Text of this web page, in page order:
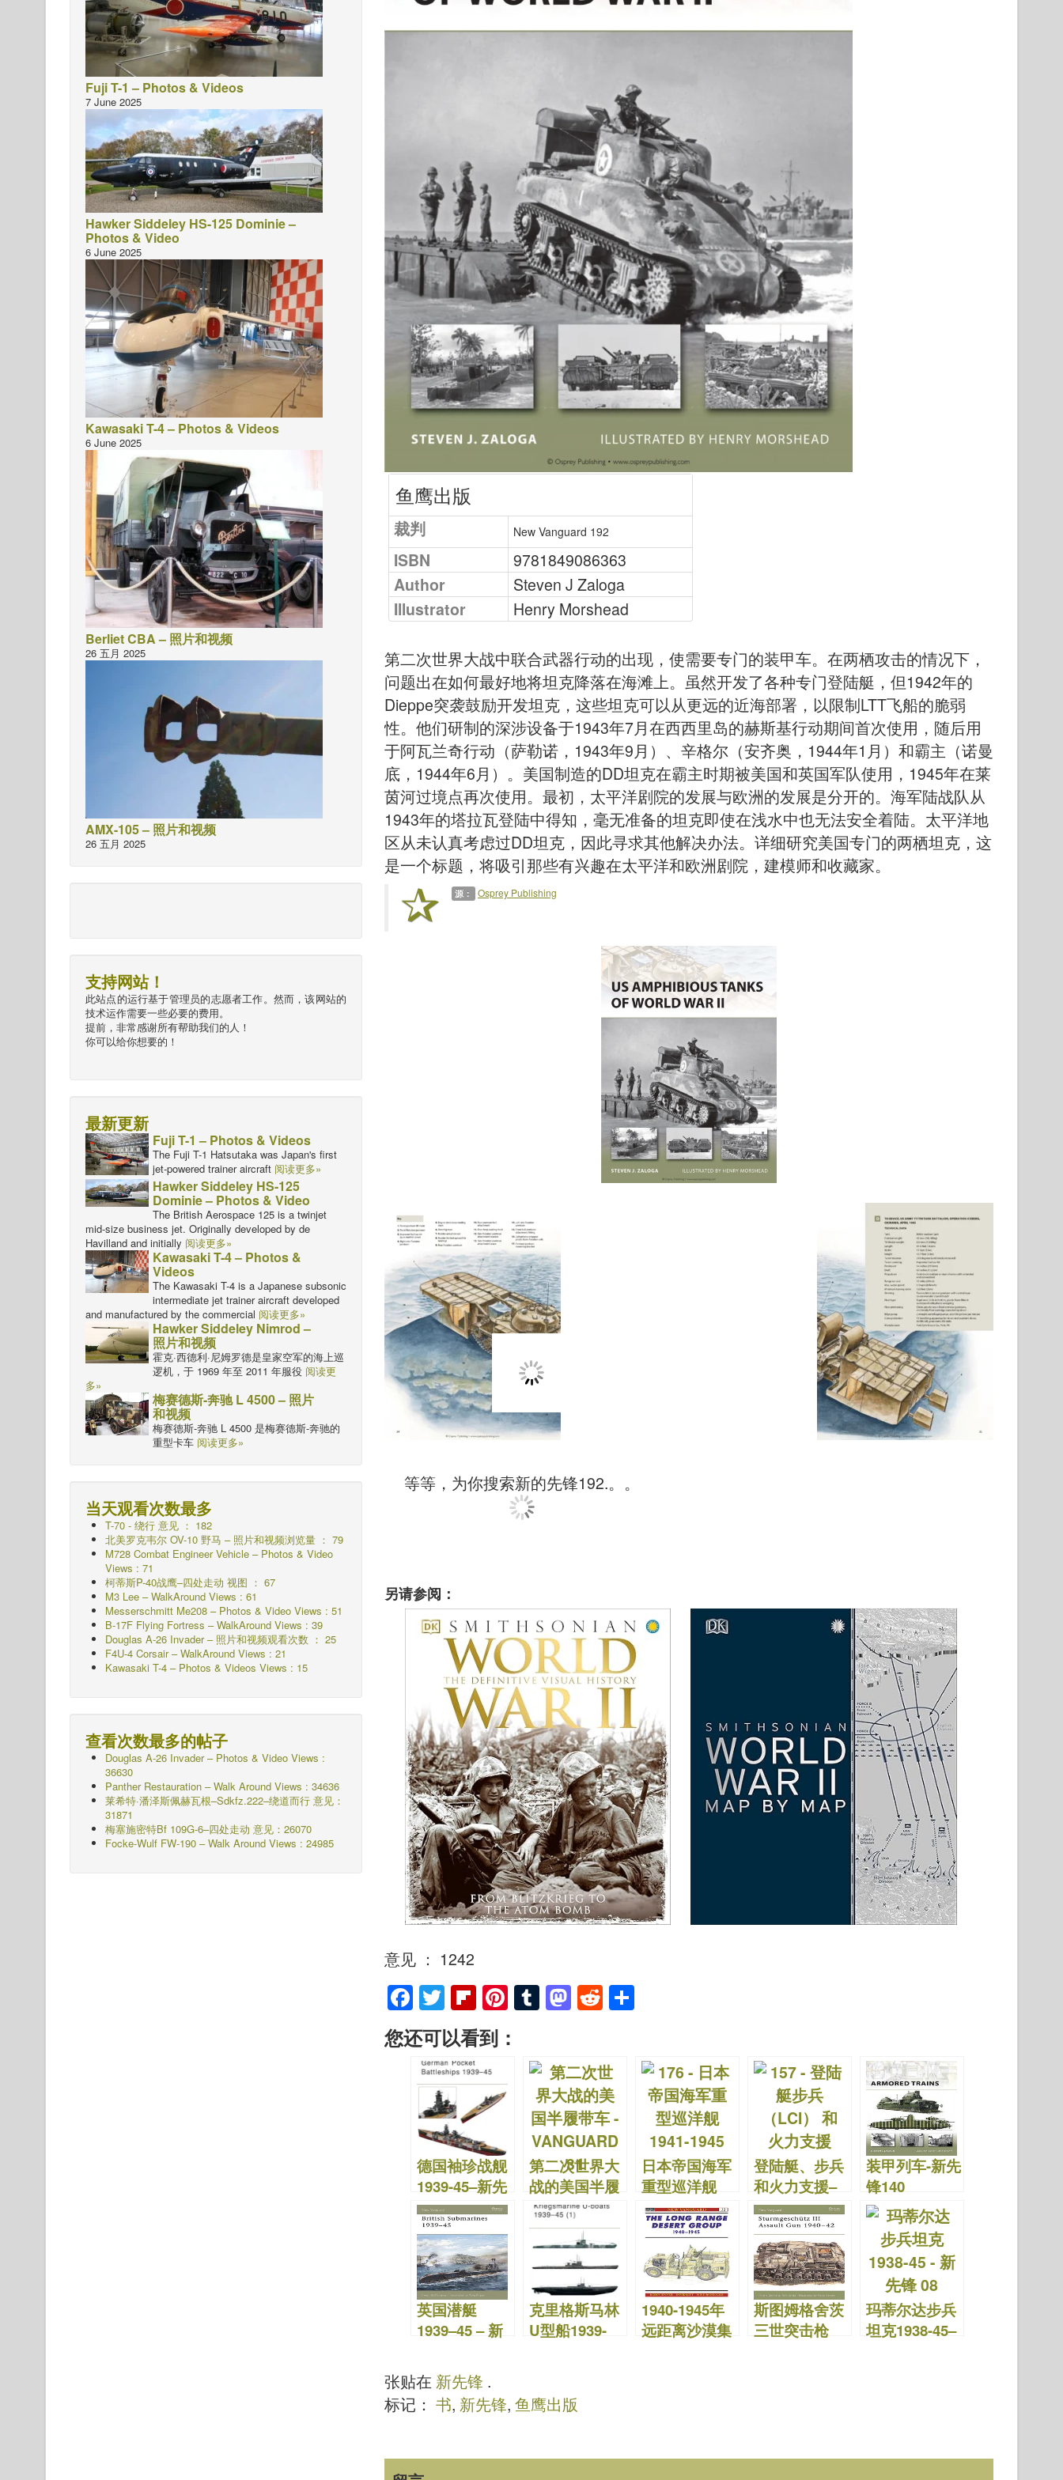
鱼鹰出版
裁判 New Vanguard 192
ISBN
9781849086363
Author
Steven J Zaloga
Illustrator
Henry Morshead
第二次世界大战中联合武器行动的出现，使需要专门的装甲车。在两栖攻击的情况下，
问题出在如何最好地将坦克降落在海滩上。虽然开发了各种专门登陆艇，但1942年的
Dieppe突袭鼓励开发坦克，这些坦克可以从更远的近海部署，以限制LTT飞船的脆弱
性。他们研制的深涉设备于1943年7月在西西里岛的赫斯基行动期间首次使用，随后用
于阿瓦兰奇行动（萨勒诺，1943年9月）、辛格尔（安齐奥，1944年1月）和霸主（诺曼
底，1944年6月）。美国制造的DD坦克在霸主时期被美国和英国军队使用，1945年在莱
茵河过境点再次使用。最初，太平洋剧院的发展与欧洲的发展是分开的。海军陆战队从
1943年的塔拉瓦登陆中得知，毫无准备的坦克即使在浅水中也无法安全着陆。太平洋地
区从未认真考虑过DD坦克，因此寻求其他解决办法。详细研究美国专门的两栖坦克，这
是一个标题，将吸引那些有兴趣在太平洋和欧洲剧院，建模师和收藏家。
源： Osprey Publishing
等等，为你搜索新的先锋192.。。
另请参阅：
意见 ： 1242
F
a
c
e
b
o
o
k
T
wi
tt
er
Fl
ip
b
o
ar
d
Pi
nt
er
T
u
bl
r
M
a
o
d
o
n
R
e
di
t
e
您还可以看到：
德国袖珍战舰
1939-45–新先
锋75
第二次世界大
战的美国半履
带车 –
VANGUARD
31
日本帝国海军
重型巡洋舰
1941-45–新先
锋176
登陆艇、步兵
和火力支援–
新先锋157
装甲列车-新先
锋140
英国潜艇
1939–45 – 新
克里格斯马林
U型船1939-
1940-1945年
远距离沙漠集
斯图姆格舍茨
三世突击枪
玛蒂尔达步兵
坦克1938-45–
张贴在 新先锋 .
标记： 书, 新先锋, 鱼鹰出版
Fuji T-1 – Photos & Videos
7 June 2025
Hawker Siddeley HS-125 Dominie –
Photos & Video
6 June 2025
Kawasaki T-4 – Photos & Videos
6 June 2025
Berliet CBA – 照片和视频
26 五月 2025
AMX-105 – 照片和视频
26 五月 2025
支持网站！
此站点的运行基于管理员的志愿者工作。然而，该网站的
技术运作需要一些必要的费用。
提前，非常感谢所有帮助我们的人！
你可以给你想要的！
最新更新
Fuji T-1 – Photos & Videos
The Fuji T-1 Hatsutaka was Japan's first
jet-powered trainer aircraft 阅读更多»
Hawker Siddeley HS-125
Dominie – Photos & Video
The British Aerospace 125 is a twinjet
mid-size business jet. Originally developed by de
Havilland and initially 阅读更多»
Kawasaki T-4 – Photos &
Videos
The Kawasaki T-4 is a Japanese subsonic
intermediate jet trainer aircraft developed
and manufactured by the commercial 阅读更多»
Hawker Siddeley Nimrod –
照片和视频
霍克·西德利·尼姆罗德是皇家空军的海上巡
逻机，于 1969 年至 2011 年服役 阅读更
多»
梅赛德斯-奔驰 L 4500 – 照片
和视频
梅赛德斯-奔驰 L 4500 是梅赛德斯-奔驰的
重型卡车 阅读更多»
当天观看次数最多
T-70 - 绕行 意见 ： 182
北美罗克韦尔 OV-10 野马 – 照片和视频浏览量 ： 79
M728 Combat Engineer Vehicle – Photos & Video
Views : 71
柯蒂斯P-40战鹰–四处走动 视图 ： 67
M3 Lee – WalkAround Views : 61
Messerschmitt Me208 – Photos & Video Views : 51
B-17F Flying Fortress – WalkAround Views : 39
Douglas A-26 Invader – 照片和视频观看次数 ： 25
F4U-4 Corsair – WalkAround Views : 21
Kawasaki T-4 – Photos & Videos Views : 15
查看次数最多的帖子
Douglas A-26 Invader – Photos & Video Views :
36630
Panther Restauration – Walk Around Views : 34636
莱希特·潘泽斯佩赫瓦根–Sdkfz.222–绕道而行 意见：
31871
梅塞施密特Bf 109G-6–四处走动 意见：26070
Focke-Wulf FW-190 – Walk Around Views : 24985